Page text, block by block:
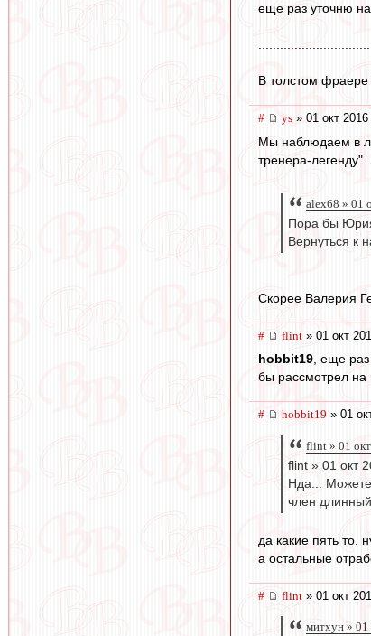
еще раз уточню
В толстом фраере
# ys » 01 окт
Мы наблюдаем в
тренера-легенду"..
alex68 » 01
Пора бы
Вернуться к
Скорее Валерия
# flint » 01 окт
hobbit19, еще раз
бы рассмотрел на
# hobbit19 » 01
flint » 01
flint » 01 окт
Нда... Можете
член
да какие пять то.
а остальные
# flint » 01 окт
митхун » 01